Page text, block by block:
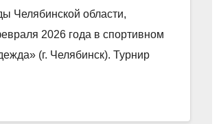
Челябинской области,
2026 года в спортивном
(г. Челябинск). Турнир